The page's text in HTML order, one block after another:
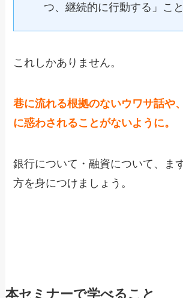
つ、継続的に行動する」こと
これしかありません。
巷に流れる根拠のないウワサ話や
に惑わされることがないように。
銀行について・融資について、ま
方を身につけましょう。
本セミナーで学べること